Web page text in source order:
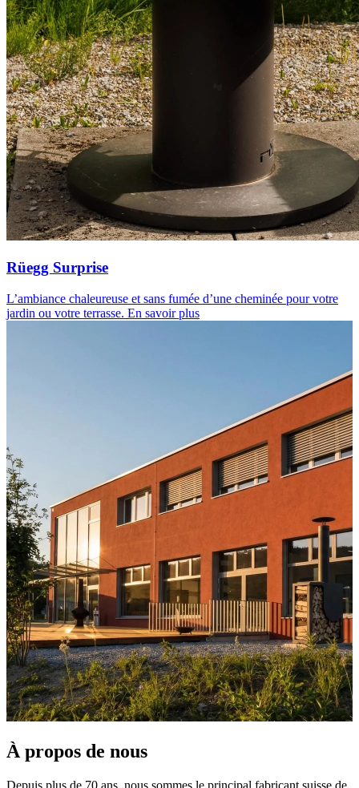
Rüegg Surprise
L’ambiance chaleureuse et sans fumée d’une cheminée pour votre
jardin ou votre terrasse. En savoir plus
À propos de nous
Depuis plus de 70 ans, nous sommes le principal fabricant suisse de